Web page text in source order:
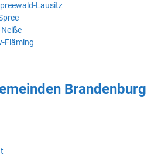
Lausitz
Fläming
Brandenburg